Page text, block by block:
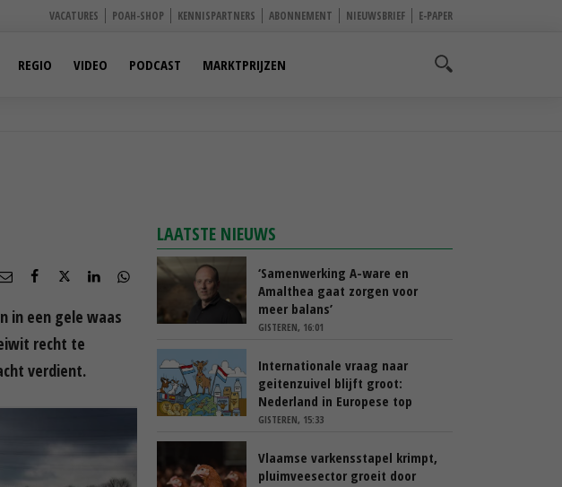
VACATURES POAH-SHOP KENNISPARTNERS ABONNEMENT NIEUWSBRIEF E-PAPER
REGIO VIDEO PODCAST MARKTPRIJZEN
in een gele waas
recht te
verdient.
LAATSTE NIEUWS
‘Samenwerking A-ware en
Amalthea gaat zorgen voor
meer balans’
GISTEREN, 16:01
Internationale vraag naar
geitenzuivel blijft groot:
Nederland in Europese top
GISTEREN, 15:33
Vlaamse varkensstapel krimpt,
pluimveesector groeit door